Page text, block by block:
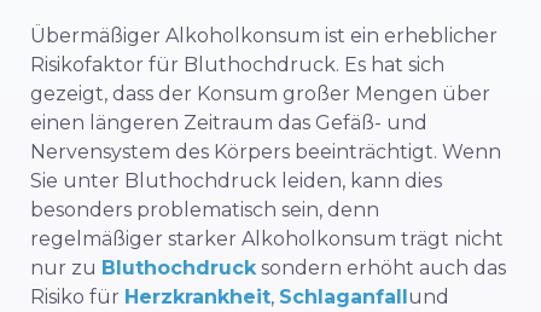
Übermäßiger Alkoholkonsum ist ein erheblicher
Risikofaktor für Bluthochdruck. Es hat sich
gezeigt, dass der Konsum großer Mengen über
einen längeren Zeitraum das Gefäß- und
Nervensystem des Körpers beeinträchtigt. Wenn
Sie unter Bluthochdruck leiden, kann dies
besonders problematisch sein, denn
regelmäßiger starker Alkoholkonsum trägt nicht
nur zu Bluthochdruck sondern erhöht auch das
Risiko für Herzkrankheit, Schlaganfallund